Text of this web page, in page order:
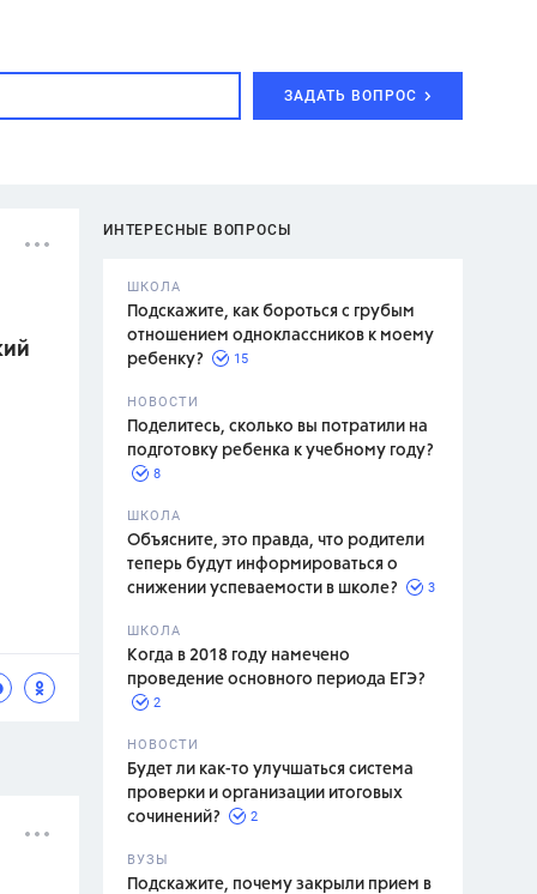
ЗАДАТЬ ВОПРОС
ИНТЕРЕСНЫЕ ВОПРОСЫ
ШКОЛА
Подскажите, как бороться с грубым
отношением одноклассников к моему
ребенку?
15
НОВОСТИ
Поделитесь, сколько вы потратили на
подготовку ребенка к учебному году?
8
ШКОЛА
Объясните, это правда, что родители
теперь будут информироваться о
снижении успеваемости в школе?
3
ШКОЛА
Когда в 2018 году намечено
проведение основного периода ЕГЭ?
2
НОВОСТИ
Будет ли как-то улучшаться система
проверки и организации итоговых
сочинений?
2
ВУЗЫ
Подскажите, почему закрыли прием в